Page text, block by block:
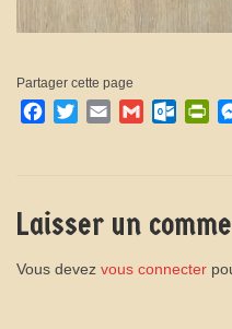
Partager cette page
Facebook
TwitterEmail Gmail
Laisser un
Vous devez vous connecter